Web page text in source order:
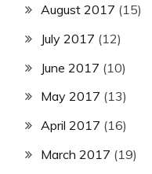
August 2017 (15)
July 2017 (12)
June 2017 (10)
May 2017 (13)
April 2017 (16)
March 2017 (19)